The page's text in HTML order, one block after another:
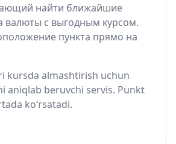
найти ближайшие
валюты с выгодным курсом.
пункта прямо на
kursda almashtirish uchun
aniqlab beruvchi servis. Punkt
ko‘rsatadi.